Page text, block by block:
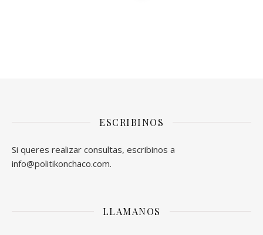
ESCRIBINOS
Si queres realizar consultas, escribinos a
info@politikonchaco.com.
LLAMANOS